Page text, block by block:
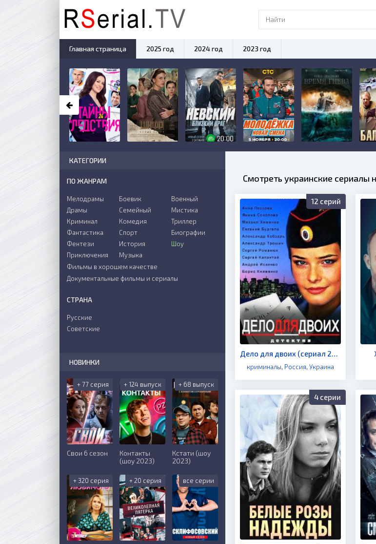
Смотреть украинские сериалы
12 серий
криминалы, Россия, Украина
4 серии
КАТЕГОРИИ
ПО ЖАНРАМ
Мелодрамы
Драмы
Криминал
Боевик
Семейный
Комедия
Военный
Мистика
Триллер
Фантастика
Фентези
Приключения
Спорт
История
Музыка
Биографии
Шоу
Фильмы в хорошем качестве
Документальные фильмы и сериалы
СТРАНА
Русские
Советские
НОВИНКИ
+ 77 серия
Свои 6 сезон
+ 124 выпуск
Контакты
(шоу 2023)
+ 68 выпуск
Кстати (шоу
2023)
+ 320 серия + 20 серия все серии
Главная страница 2025 год 2024 год 2023 год